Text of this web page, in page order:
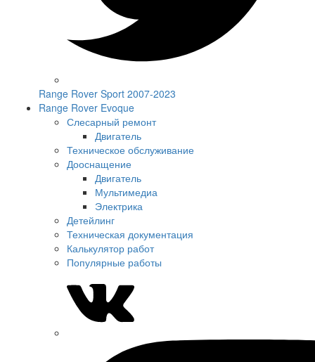
Range Rover Sport 2007-2023
Range Rover Evoque
Слесарный ремонт
Двигатель
Техническое обслуживание
Дооснащение
Двигатель
Мультимедиа
Электрика
Детейлинг
Техническая документация
Калькулятор работ
Популярные работы